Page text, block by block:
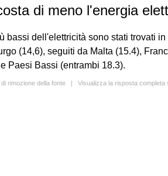
di meno l'energia
bassi dell'elettricità sono stati trovati
(14,6), seguiti da Malta (15.4),
Paesi Bassi (entrambi 18.3).
rimozione della fonte | Visualizza la risposta completa